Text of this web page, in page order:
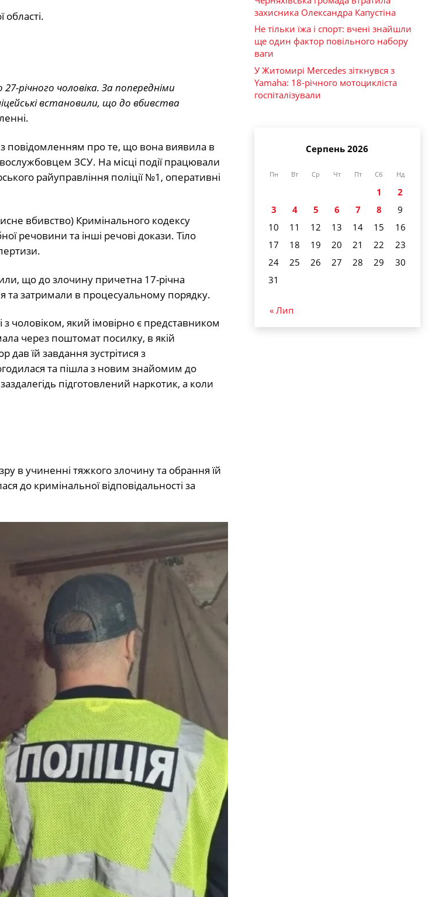
області.
річного чоловіка. За попередніми
встановили, що до вбивства
повідомленням про те, що вона виявила в
ЗСУ. На місці події працювали
райуправління поліції №1, оперативні
вбивство) Кримінального кодексу
речовини та інші речові докази. Тіло
що до злочину причетна 17-річна
затримали в процесуальному порядку.
чоловіком, який імовірно є представником
через поштомат посилку, в якій
їй завдання зустрітися з
та пішла з новим знайомим до
підготовлений наркотик, а коли
в учиненні тяжкого злочину та обрання їй
до кримінальної відповідальності за
захисника Олександра Капустіна
Не тільки їжа і спорт: вчені знайшли
ще один фактор повільного набору
ваги
У Житомирі Mercedes зіткнувся з
Yamaha: 18-річного мотоцикліста
госпіталізували
Серпень 2026
Пн Вт Ср Чт Пт Сб Нд
1
2
3
4 5 6 7 8
9
10
11 12 13 14 15
16
17
18 19 20 21 22
23
24
25 26 27 28 29
30
31
« Лип